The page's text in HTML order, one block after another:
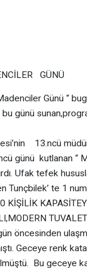
GÜNÜ
Günü “
bu günü
13.ncü müdürü
günü kutlanan
Ufak tefek
Tunçbilek’ te 1
KİŞİLİK
öncesinden
Geceye renk
Bu geceye